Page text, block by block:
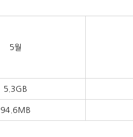
5월
5.3GB
94.6MB